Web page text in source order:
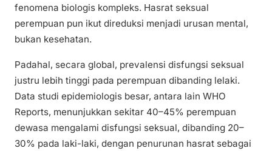
fenomena biologis kompleks. Hasrat seksual
perempuan pun ikut direduksi menjadi urusan mental,
bukan kesehatan.
Padahal, secara global, prevalensi disfungsi seksual
justru lebih tinggi pada perempuan dibanding lelaki.
Data studi epidemiologis besar, antara lain WHO
Reports, menunjukkan sekitar 40–45% perempuan
dewasa mengalami disfungsi seksual, dibanding 20–
30% pada laki-laki, dengan penurunan hasrat sebagai